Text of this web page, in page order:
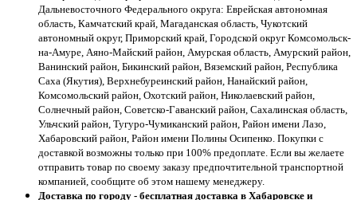
Дальневосточного Федерального округа: Еврейская автономная
область, Камчатский край, Магаданская область, Чукотский
автономный округ, Приморский край, Городской округ Комсомольск-
на-Амуре, Аяно-Майский район, Амурская область, Амурский район,
Ванинский район, Бикинский район, Вяземский район, Республика
Саха (Якутия), Верхнебуреинский район, Нанайский район,
Комсомольский район, Охотский район, Николаевский район,
Солнечный район, Советско-Гаванский район, Сахалинская область,
Ульчский район, Тугуро-Чумиканский район, Район имени Лазо,
Хабаровский район, Район имени Полины Осипенко. Покупки с
доставкой возможны только при 100% предоплате. Если вы желаете
отправить товар по своему заказу предпочтительной транспортной
компанией, сообщите об этом нашему менеджеру.
Доставка по городу - бесплатная доставка в Хабаровске и